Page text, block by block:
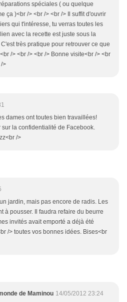
spéciales ( ou quelque
ça )<br /> <br /> <br /> Il suffit d'ouvrir
qui t'intéresse, tu verras toutes les
avec la recette est juste sous la
très pratique pour retrouver ce que
/> <br /> <br /> Bonne visite<br /> <br
>
dames ont toutes bien travaillées!
sur la confidentialité de Facebook.
/>
jardin, mais pas encore de radis. Les
à pousser. Il faudra refaire du beurre
invités avait emporté a déjà été
/> toutes vos bonnes idées. Bises<br
de Maminou 14/05/2012 23:24